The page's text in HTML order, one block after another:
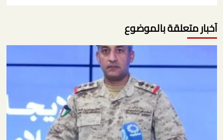
آخبار متعلقة بالموضوع